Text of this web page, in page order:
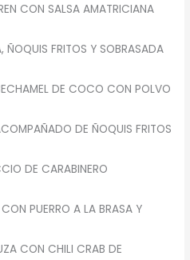
CON SALSA AMATRICIANA
ÑOQUIS FRITOS Y SOBRASADA
DE COCO CON POLVO
DE ÑOQUIS FRITOS
DE CARABINERO
PUERRO A LA BRASA Y
CON CHILI CRAB DE